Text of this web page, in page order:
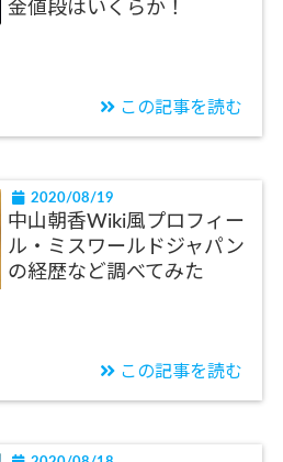
金値段はいくらか！
この記事を読む
2020/08/19
中山朝香Wiki風プロフィー
ル・ミスワールドジャパン
の経歴など調べてみた
この記事を読む